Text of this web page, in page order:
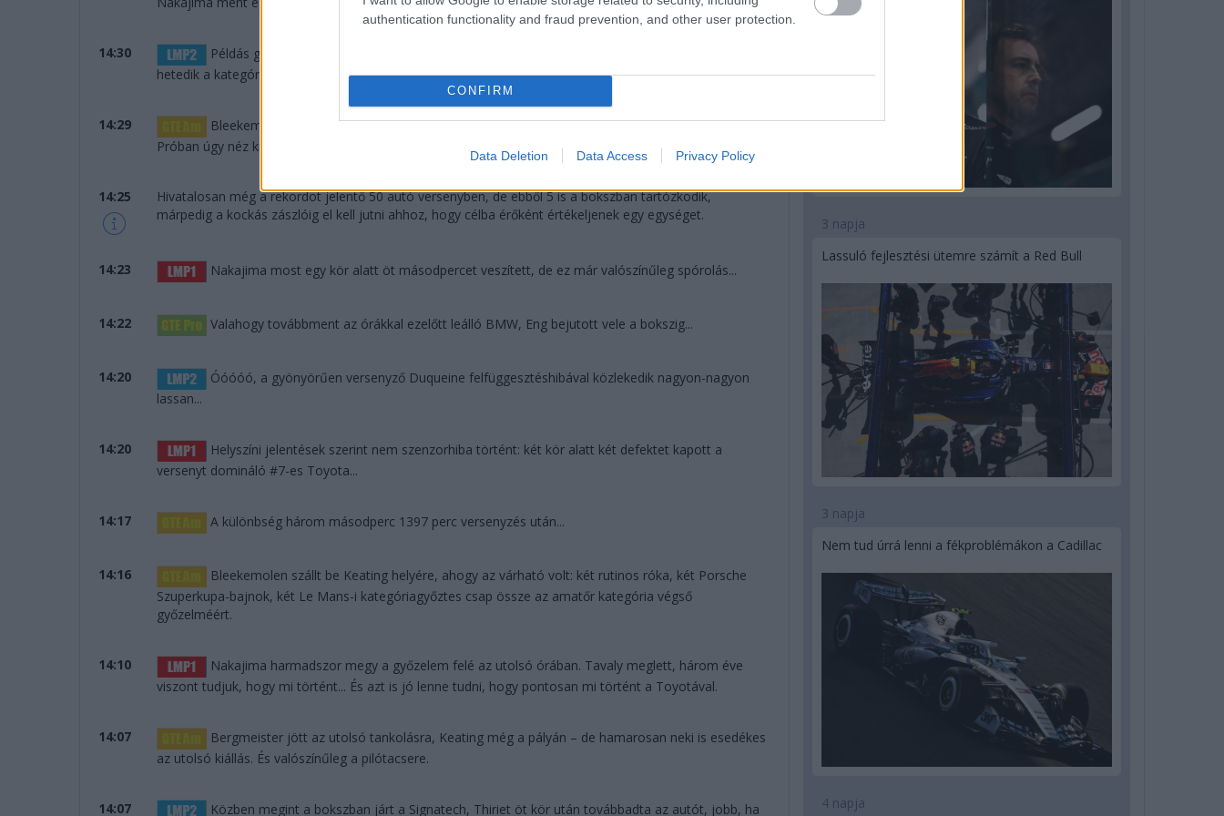
authentication functionality and fraud prevention, and other user protection.
CONFIRM
Data Deletion Data Access Privacy Policy
14:30
Példás gyorsasággal dolgozott a Duqueine, a korábban a dobogót ostromló egység most
hetedik a kategóriájában.
14:29
Bleekemolen odalépett: nyolc másodpercre növelte az előnyt Bergmeisterrel szemben. A
Próban úgy néz ki, hogy nem lesz Ford a dobogón, az Am-et viszont megnyerheti az egyetlen privát GT.
14:25
Hivatalosan még a rekordot jelentő 50 autó versenyben, de ebből 5 is a bokszban tartózkodik,
márpedig a kockás zászlóig el kell jutni ahhoz, hogy célba érőként értékeljenek egy egységet.
14:23 Nakajima most egy kör alatt öt másodpercet veszített, de ez már valószínűleg spórolás...
14:22 Valahogy továbbment az órákkal ezelőtt leálló BMW, Eng bejutott vele a bokszig...
14:20
Óóóóó, a gyönyörűen versenyző Duqueine felfüggesztéshibával közlekedik nagyon-nagyon
lassan...
14:20
Helyszíni jelentések szerint nem szenzorhiba történt: két kör alatt két defektet kapott a
versenyt domináló #7-es Toyota...
14:17 A különbség három másodperc 1397 perc versenyzés után...
14:16
Bleekemolen szállt be Keating helyére, ahogy az várható volt: két rutinos róka, két Porsche
Szuperkupa-bajnok, két Le Mans-i kategóriagyőztes csap össze az amatőr kategória végső
győzelméért.
14:10
Nakajima harmadszor megy a győzelem felé az utolsó órában. Tavaly meglett, három éve
viszont tudjuk, hogy mi történt... És azt is jó lenne tudni, hogy pontosan mi történt a Toyotával.
14:07
Bergmeister jött az utolsó tankolásra, Keating még a pályán – de hamarosan neki is esedékes
az utolsó kiállás. És valószínűleg a pilótacsere.
14:07 Közben megint a bokszban járt a Signatech, Thiriet öt kör után továbbadta az autót, jobb, ha
3 napja
Lassuló fejlesztési ütemre számít a Red Bull
3 napja
Nem tud úrrá lenni a fékproblémákon a Cadillac
4 napja